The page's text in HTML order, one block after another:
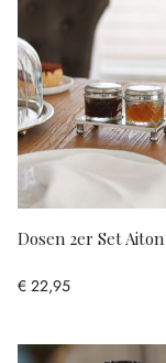
Dosen 2er Set Aiton
€ 22,95